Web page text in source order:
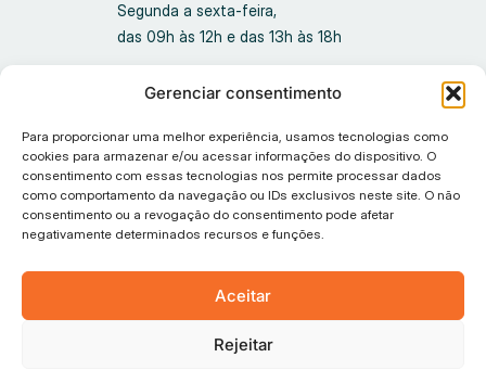
Gerenciar consentimento
Para proporcionar uma melhor experiência, usamos tecnologias como
cookies para armazenar e/ou acessar informações do dispositivo. O
consentimento com essas tecnologias nos permite processar dados
como comportamento da navegação ou IDs exclusivos neste site. O não
consentimento ou a revogação do consentimento pode afetar
negativamente determinados recursos e funções.
Aceitar
Rejeitar
Segunda a sexta-feira,
das 09h às 12h e das 13h às 18h
Política de privacidade